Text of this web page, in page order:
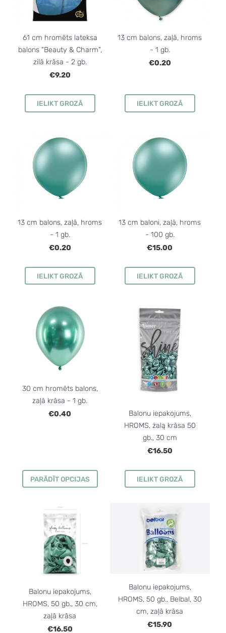
61 cm hromēts lateksa
balons "Beauty & Charm",
zilā krāsa - 2 gb.
€9.20
IELIKT GROZĀ
13 cm balons, zaļā, hroms
- 1 gb.
€0.20
IELIKT GROZĀ
13 cm balons, zaļā, hroms
- 1 gb.
€0.20
IELIKT GROZĀ
13 cm baloni, zaļā, hroms
- 100 gb.
€15.00
IELIKT GROZĀ
30 cm hromēts balons,
zaļā krāsa - 1 gb.
€0.40
PARĀDĪT OPCIJAS
Balonu iepakojums,
HROMS, żalą krāsa 50
gb., 30 cm
€16.50
IELIKT GROZĀ
Balonu iepakojums,
HROMS, 50 gb., 30 cm,
zaļā krāsa
€16.50
Balonu iepakojums,
HROMS, 50 gb., Belbal, 30
cm, zaļā krāsa
€15.90